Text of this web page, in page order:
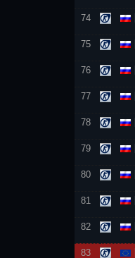
74
75
76
77
78
79
80
81
82
83